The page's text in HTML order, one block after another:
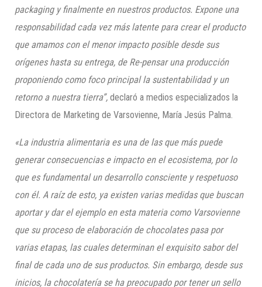
packaging y finalmente en nuestros productos. Expone una
responsabilidad cada vez más latente para crear el producto
que amamos con el menor impacto posible desde sus
orígenes hasta su entrega, de Re-pensar una producción
proponiendo como foco principal la sustentabilidad y un
retorno a nuestra tierra”, declaró a medios especializados la
Directora de Marketing de Varsovienne, María Jesús Palma.
«La industria alimentaria es una de las que más puede
generar consecuencias e impacto en el ecosistema, por lo
que es fundamental un desarrollo consciente y respetuoso
con él. A raíz de esto, ya existen varias medidas que buscan
aportar y dar el ejemplo en esta materia como Varsovienne
que su proceso de elaboración de chocolates pasa por
varias etapas, las cuales determinan el exquisito sabor del
final de cada uno de sus productos. Sin embargo, desde sus
inicios, la chocolatería se ha preocupado por tener un sello